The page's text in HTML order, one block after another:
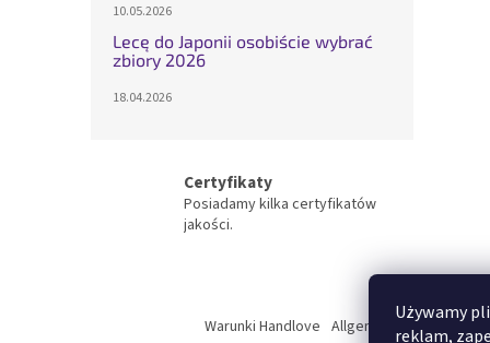
Używamy
reklam,
10.05.2026
Lecę do Japonii osobiście wybrać
zbiory 2026
18.04.2026
Certyfikaty
Posiadamy kilka certyfikatów
jakości.
Warunki Handlove Allgemeine